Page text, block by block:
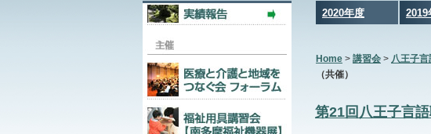
2020年度 2019
Home > 講習会 > 八王子
（共催）
第21回八王子言